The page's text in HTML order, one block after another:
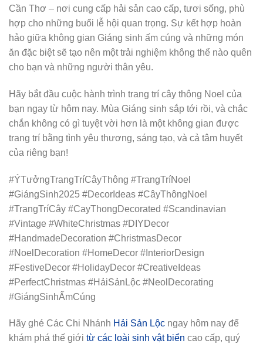
Cần Thơ – nơi cung cấp hải sản cao cấp, tươi sống, phù
hợp cho những buổi lễ hội quan trọng. Sự kết hợp hoàn
hảo giữa không gian Giáng sinh ấm cúng và những món
ăn đặc biệt sẽ tạo nên một trải nghiệm không thể nào quên
cho bạn và những người thân yêu.
Hãy bắt đầu cuộc hành trình trang trí cây thông Noel của
bạn ngay từ hôm nay. Mùa Giáng sinh sắp tới rồi, và chắc
chắn không có gì tuyệt vời hơn là một không gian được
trang trí bằng tình yêu thương, sáng tạo, và cả tâm huyết
của riêng bạn!
#ÝTưởngTrangTríCâyThông #TrangTríNoel
#GiángSinh2025 #DecorIdeas #CâyThôngNoel
#TrangTríCây #CayThongDecorated #Scandinavian
#Vintage #WhiteChristmas #DIYDecor
#HandmadeDecoration #ChristmasDecor
#NoelDecoration #HomeDecor #InteriorDesign
#FestiveDecor #HolidayDecor #CreativeIdeas
#PerfectChristmas #HảiSảnLộc #NeolDecorating
#GiángSinhẤmCúng
Hãy ghé Các Chi Nhánh Hải Sản Lộc ngay hôm nay để
khám phá thế giới từ các loài sinh vật biển cao cấp, quý